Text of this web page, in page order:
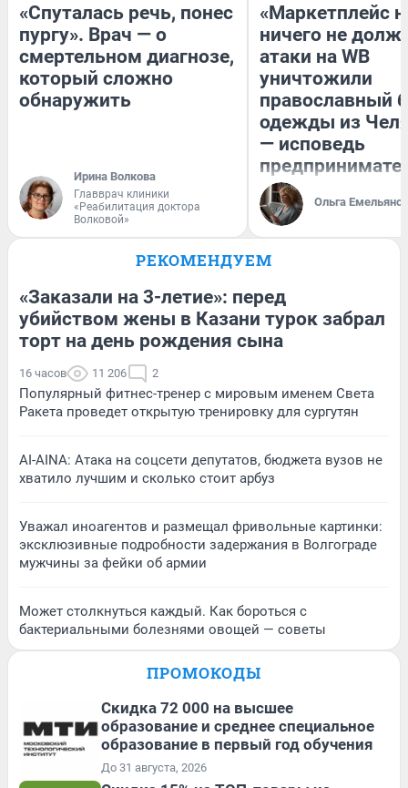
«Спуталась речь, понес
пургу». Врач — о
смертельном диагнозе,
который сложно
обнаружить
Ирина Волкова
Главврач клиники
«Реабилитация доктора
Волковой»
«Маркетплейс
ничего не
атаки на WB
уничтожили
православный
одежды из
— исповедь
Ольга
РЕКОМЕНДУЕМ
«Заказали на 3-летие»: перед
убийством жены в Казани турок забрал
торт на день рождения сына
16 часов 11 206 2
Популярный фитнес-тренер с мировым именем Света
Ракета проведет открытую тренировку для сургутян
AI-AINA: Атака на соцсети депутатов, бюджета вузов не
хватило лучшим и сколько стоит арбуз
Уважал иноагентов и размещал фривольные картинки:
эксклюзивные подробности задержания в Волгограде
мужчины за фейки об армии
Может столкнуться каждый. Как бороться с
бактериальными болезнями овощей — советы
ПРОМОКОДЫ
Скидка 72 000 на высшее
образование и среднее специальное
образование в первый год обучения
До 31 августа, 2026